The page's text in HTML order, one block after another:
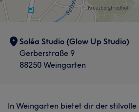
Soléa Studio (Glow Up Studio)
Gerberstraße 9
88250 Weingarten
In Weingarten bietet dir der stilvolle